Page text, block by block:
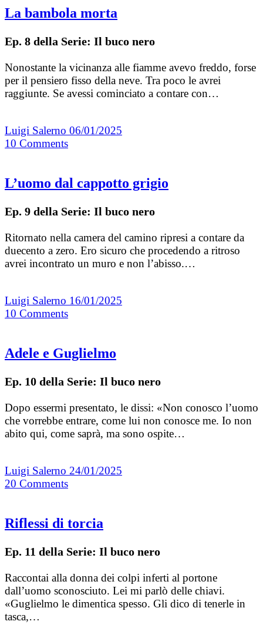
La bambola morta
Ep. 8 della Serie: Il buco nero
Nonostante la vicinanza alle fiamme avevo freddo, forse
per il pensiero fisso della neve. Tra poco le avrei
raggiunte. Se avessi cominciato a contare con…
Luigi Salerno 06/01/2025
10 Comments
L’uomo dal cappotto grigio
Ep. 9 della Serie: Il buco nero
Ritornato nella camera del camino ripresi a contare da
duecento a zero. Ero sicuro che procedendo a ritroso
avrei incontrato un muro e non l’abisso.…
Luigi Salerno 16/01/2025
10 Comments
Adele e Guglielmo
Ep. 10 della Serie: Il buco nero
Dopo essermi presentato, le dissi: «Non conosco l’uomo
che vorrebbe entrare, come lui non conosce me. Io non
abito qui, come saprà, ma sono ospite…
Luigi Salerno 24/01/2025
20 Comments
Riflessi di torcia
Ep. 11 della Serie: Il buco nero
Raccontai alla donna dei colpi inferti al portone
dall’uomo sconosciuto. Lei mi parlò delle chiavi.
«Guglielmo le dimentica spesso. Gli dico di tenerle in
tasca,…